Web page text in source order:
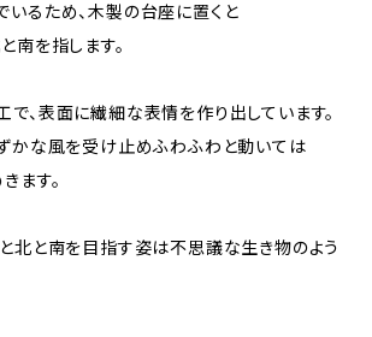
いるため、木製の台座に置くと
南を指します。
、表面に繊細な表情を作り出しています。
ずかな風を受け止めふわふわと動いては
ます。
と北と南を目指す姿は不思議な生き物のよう